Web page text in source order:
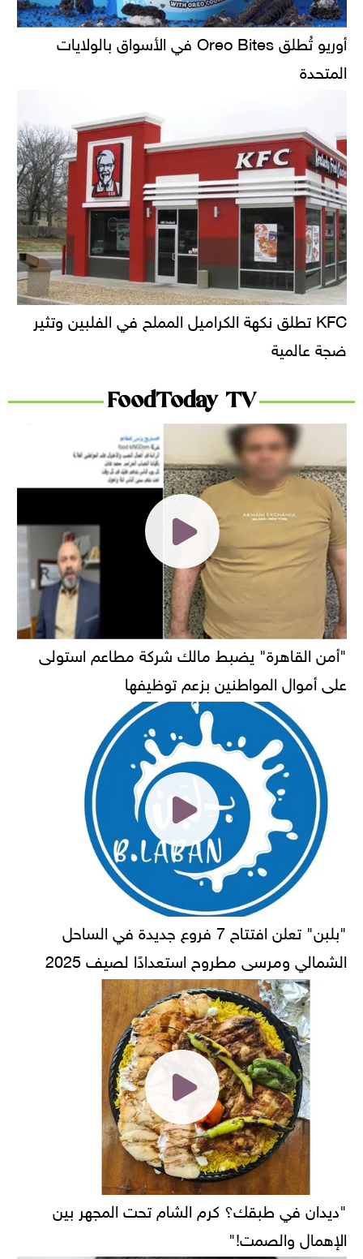
أوريو تُطلق Oreo Bites في الأسواق بالولايات
المتحدة
KFC تطلق نكهة الكراميل المملح في الفلبين وتثير
ضجة عالمية
FoodToday TV
"أمن القاهرة" يضبط مالك شركة مطاعم استولى
على أموال المواطنين بزعم توظيفها
"بلبن" تعلن افتتاح 7 فروع جديدة في الساحل
الشمالي ومرسى مطروح استعدادًا لصيف 2025
"ديدان في طبقك؟ كرم الشام تحت المجهر بين
الإهمال والصمت!"